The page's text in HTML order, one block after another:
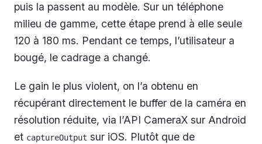
puis la passent au modèle. Sur un téléphone
milieu de gamme, cette étape prend à elle seule
120 à 180 ms. Pendant ce temps, l’utilisateur a
bougé, le cadrage a changé.
Le gain le plus violent, on l’a obtenu en
récupérant directement le buffer de la caméra en
résolution réduite, via l’API CameraX sur Android
et captureOutput sur iOS. Plutôt que de